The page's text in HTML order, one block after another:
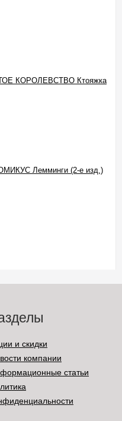
КОРОЛЕВСТВО Ктояжка
Лемминги (2-е изд.)
и скидки
компании
статьи